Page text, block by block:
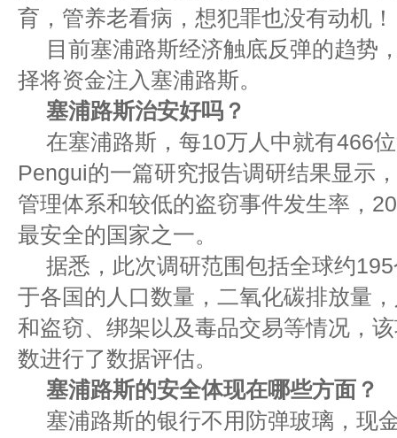
育，管养老看病，想犯罪也没有动机！
目前塞浦路斯经济触底反弹的趋势
择将资金注入塞浦路斯。
塞浦路斯治安好吗？
在塞浦路斯，每10万人中就有466
Pengui的一篇研究报告调研结果显示
管理体系和较低的盗窃事件发生率，
最安全的国家之一。
据悉，此次调研范围包括全球约
于各国的人口数量，二氧化碳排放量
和盗窃、绑架以及毒品交易等情况，
数进行了数据评估。
塞浦路斯的安全体现在哪些方面？
塞浦路斯的银行不用防弹玻璃，现